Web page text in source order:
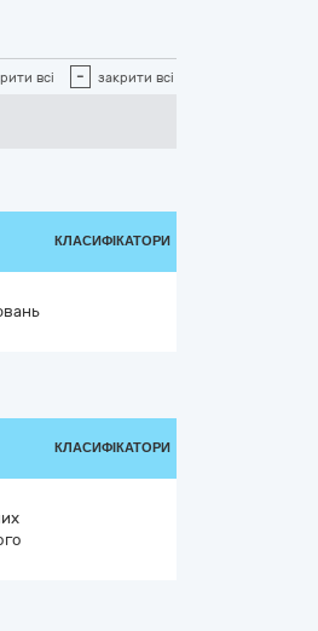
всі - закрити всі
КЛАСИФІКАТОРИ
КЛАСИФІКАТОРИ